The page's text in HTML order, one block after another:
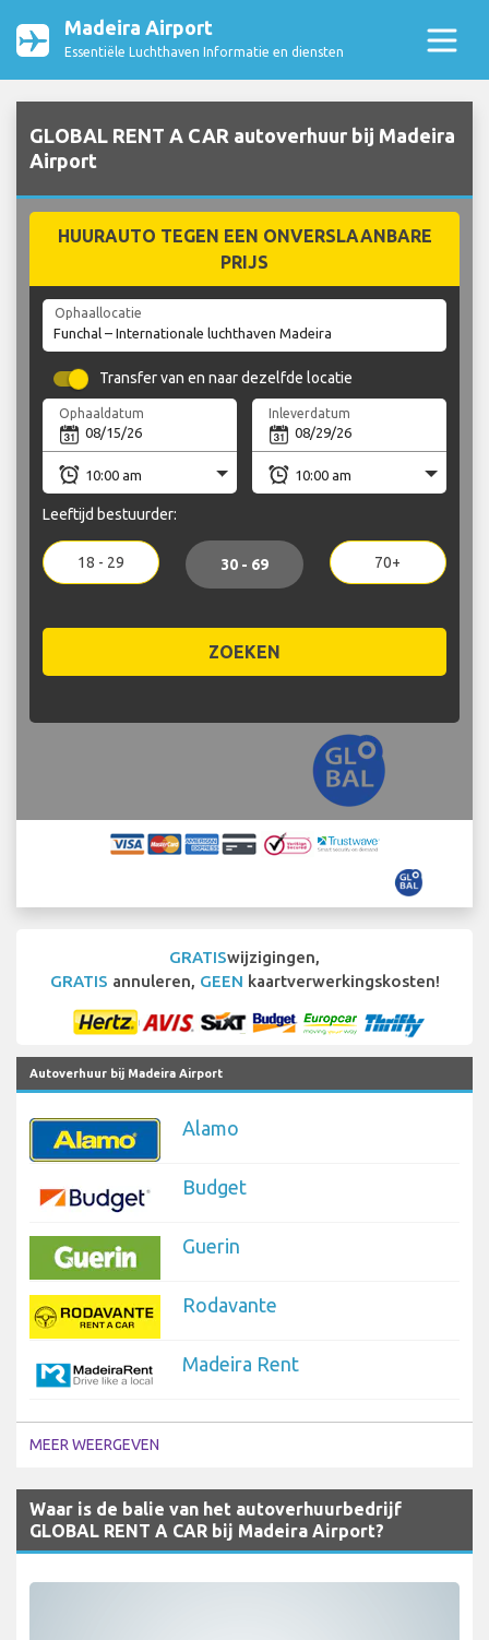
Madeira Airport
Essentiële Luchthaven Informatie en diensten
GLOBAL RENT A CAR autoverhuur bij Madeira
Airport
HUURAUTO TEGEN EEN ONVERSLAANBARE
PRIJS
Ophaallocatie
Transfer van en naar dezelfde locatie
Ophaaldatum Inleverdatum
Leeftijd bestuurder:
18 - 29 30 - 69 70+
ZOEKEN
GRATISwijzigingen,
GRATIS annuleren, GEEN kaartverwerkingskosten!
Autoverhuur bij Madeira Airport
Alamo
Budget
Guerin
Rodavante
Madeira Rent
MEER WEERGEVEN
Waar is de balie van het autoverhuurbedrijf
GLOBAL RENT A CAR bij Madeira Airport?